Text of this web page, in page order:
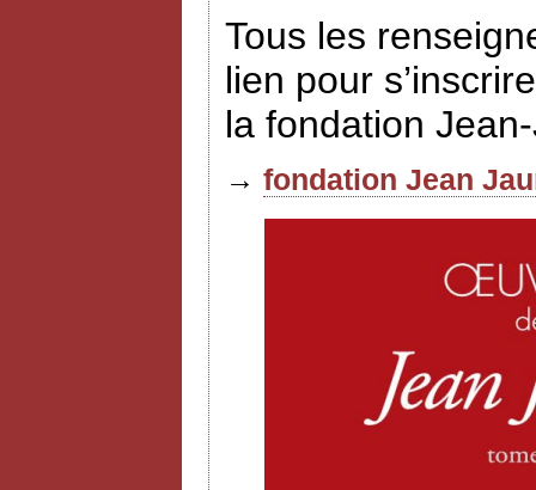
Tous les
lien pour
la fondation
→ fondation Jean